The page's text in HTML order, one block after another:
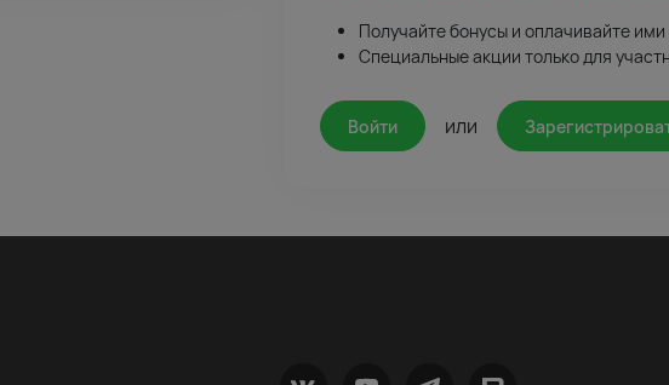
Получайте бонусы и оплачивайте ими
Специальные акции только для
Войти или